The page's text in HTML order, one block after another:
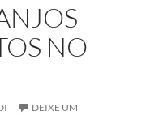
NO
DEIXE UM